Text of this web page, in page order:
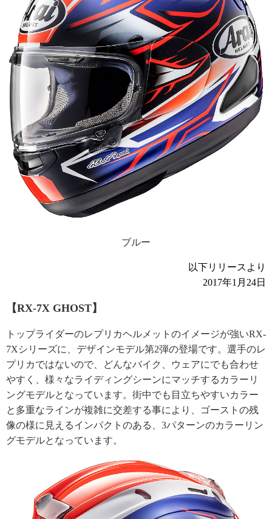
ブルー
以下リリースより
2017年1月24日
【RX-7X GHOST】
トップライダーのレプリカヘルメットのイメージが強いRX-
7Xシリーズに、デザインモデル第2弾の登場です。選手のレ
プリカではないので、どんなバイク、ウェアにでも合わせ
やすく、様々なライディングシーンにマッチするカラーリ
ングモデルとなっています。街中でも目立ちやすいカラー
と多重なラインが複雑に交差する事により、ゴーストの残
像の様に見えるインパクトのある、3パターンのカラーリン
グモデルとなっています。